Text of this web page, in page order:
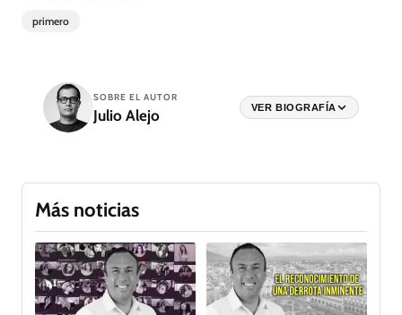
primero
SOBRE EL AUTOR
Julio Alejo VER BIOGRAFÍA
Más noticias